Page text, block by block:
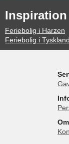
Inspiration
Feriebolig i Harzen
Feriebolig i Tyskland